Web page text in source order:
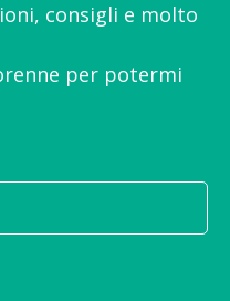
consigli e molto
per potermi